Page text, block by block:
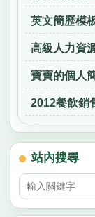
英文簡歷模
高級人力資
寶寶的個人
2012餐飲銷
站內搜尋